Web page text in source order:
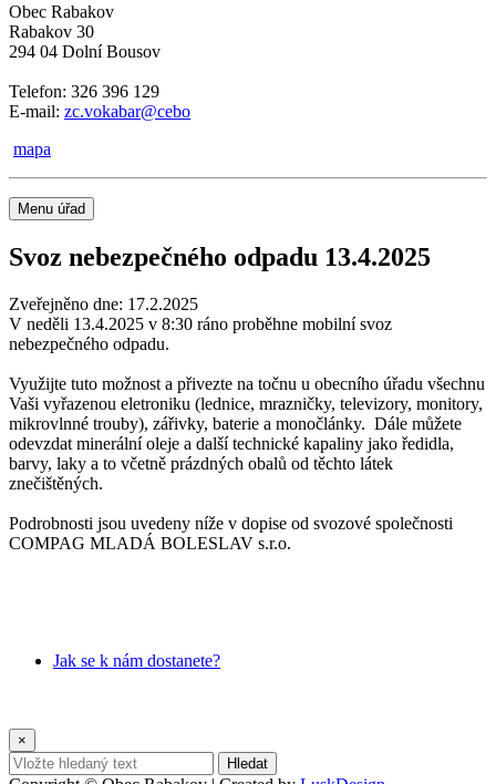
Obec Rabakov
Rabakov 30
294 04 Dolní Bousov
Telefon: 326 396 129
E-mail: zc.vokabar@cebo
mapa
Menu úřad
Svoz nebezpečného odpadu 13.4.2025
Zveřejněno dne: 17.2.2025
V neděli 13.4.2025 v 8:30 ráno proběhne mobilní svoz
nebezpečného odpadu.
Využijte tuto možnost a přivezte na točnu u obecního úřadu všechnu
Vaši vyřazenou eletroniku (lednice, mrazničky, televizory, monitory,
mikrovlnné trouby), zářivky, baterie a monočlánky. Dále můžete
odevzdat minerální oleje a další technické kapaliny jako ředidla,
barvy, laky a to včetně prázdných obalů od těchto látek
znečištěných.
Podrobnosti jsou uvedeny níže v dopise od svozové společnosti
COMPAG MLADÁ BOLESLAV s.r.o.
Jak se k nám dostanete?
×
Hledat